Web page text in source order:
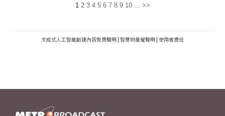
1 2 3 4 5 6 7 8 9 10 ... >>
生成式人工智能創建內容免責聲明 | 智慧財產權聲明 | 使用者責任